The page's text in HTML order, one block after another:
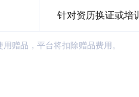
针对资历换证或培
赠品，平台将扣除赠品费用。